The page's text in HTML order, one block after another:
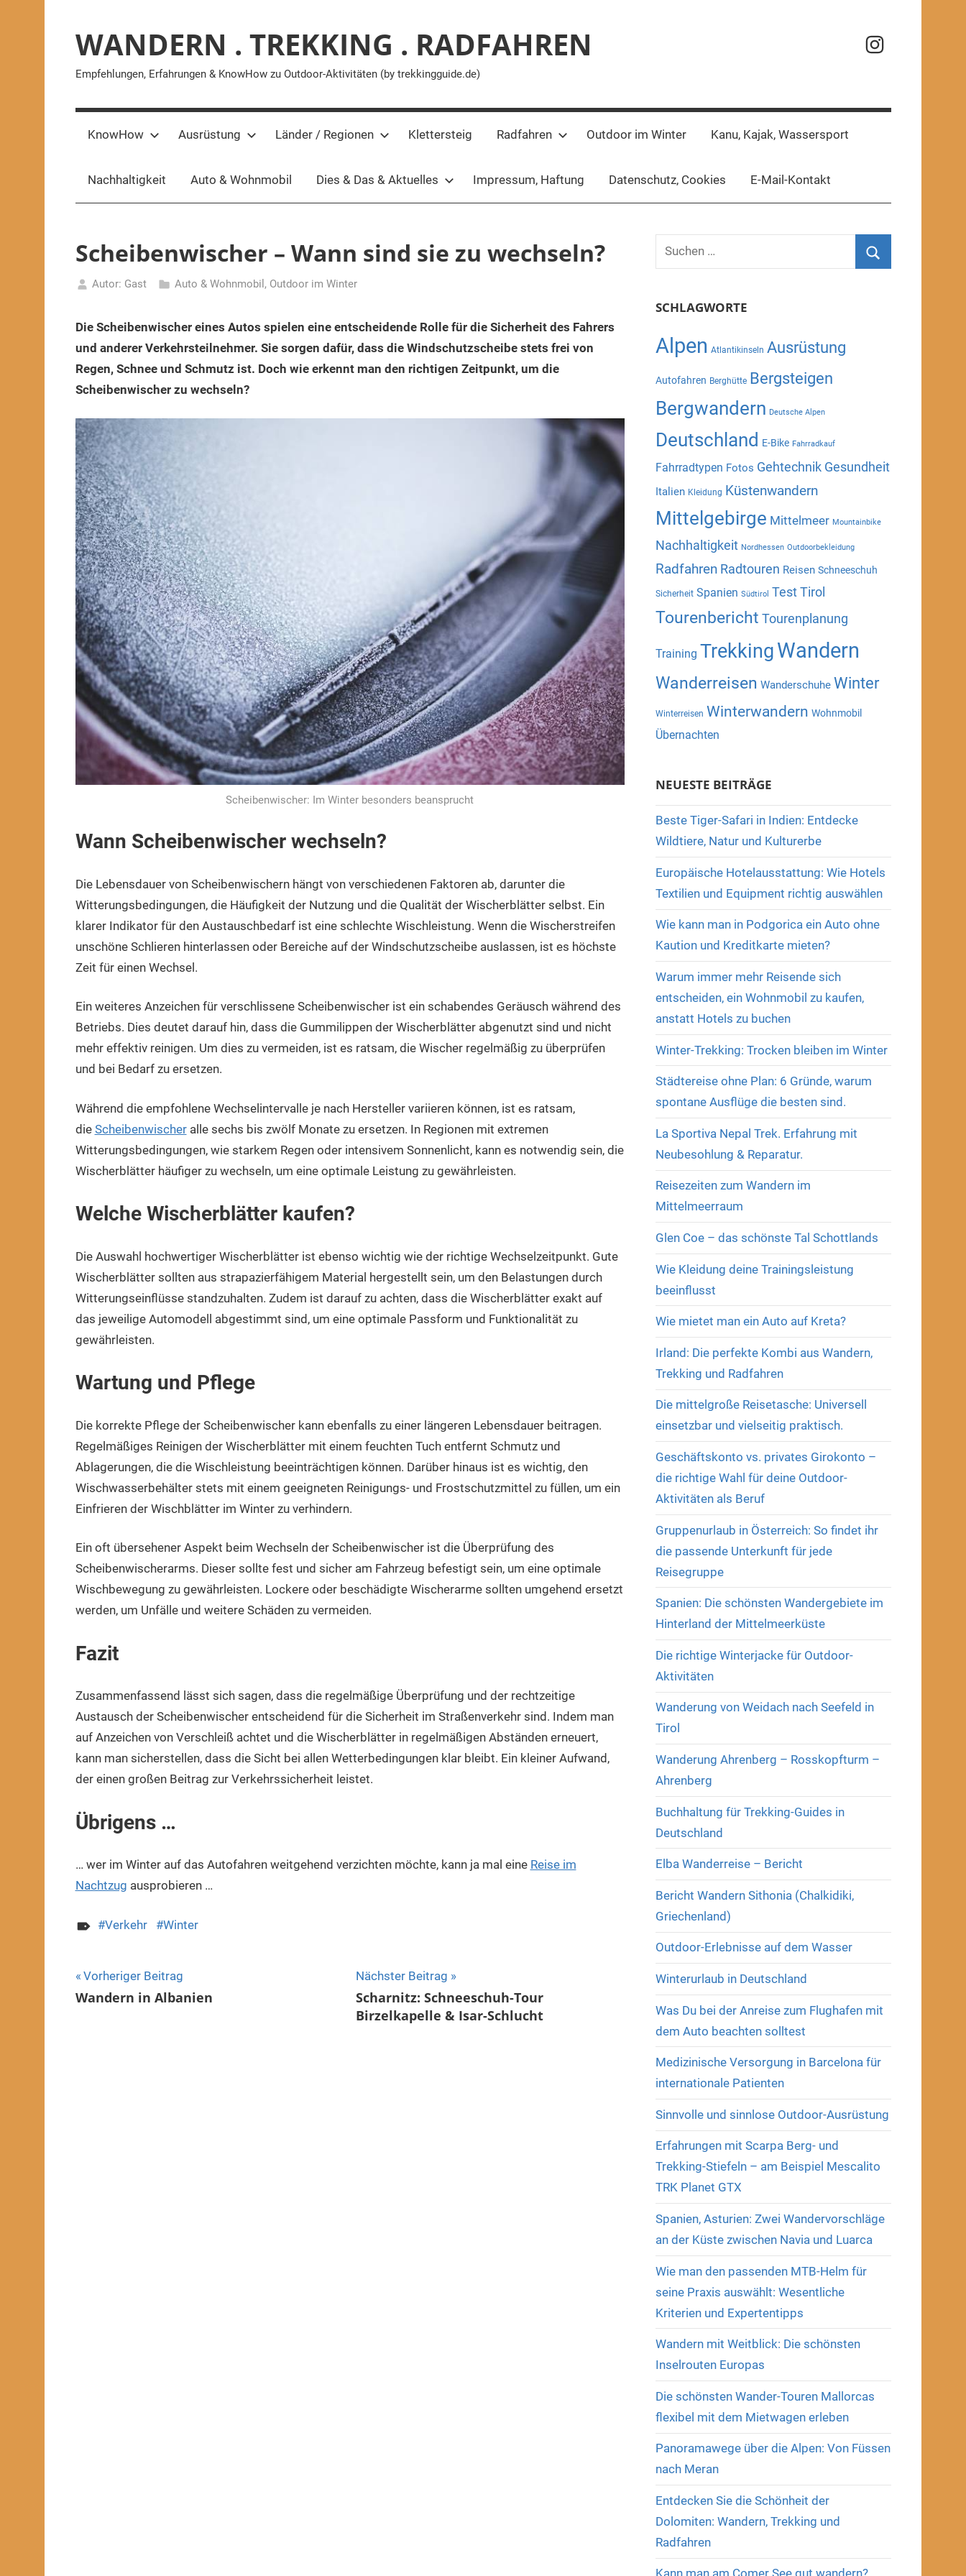
WANDERN . TREKKING . RADFAHREN
Empfehlungen, Erfahrungen & KnowHow zu Outdoor-Aktivitäten (by trekkingguide.de)
Reisefotos
KnowHow Ausrüstung Länder / Regionen Klettersteig Radfahren Outdoor im Winter Kanu, Kajak, Wassersport
Nachhaltigkeit Auto & Wohnmobil Dies & Das & Aktuelles Impressum, Haftung Datenschutz, Cookies E-Mail-Kontakt
Scheibenwischer – Wann sind sie zu wechseln?
Januar
2024
Autor: Gast Auto & Wohnmobil , Outdoor im Winter
Die Scheibenwischer eines Autos spielen eine entscheidende Rolle für die Sicherheit des Fahrers
und anderer Verkehrsteilnehmer. Sie sorgen dafür, dass die Windschutzscheibe stets frei von
Regen, Schnee und Schmutz ist. Doch wie erkennt man den richtigen Zeitpunkt, um die
Scheibenwischer zu wechseln?
Scheibenwischer: Im Winter besonders beansprucht
Wann Scheibenwischer wechseln?
Die Lebensdauer von Scheibenwischern hängt von verschiedenen Faktoren ab, darunter die
Witterungsbedingungen, die Häufigkeit der Nutzung und die Qualität der Wischerblätter selbst. Ein
klarer Indikator für den Austauschbedarf ist eine schlechte Wischleistung. Wenn die Wischerstreifen
unschöne Schlieren hinterlassen oder Bereiche auf der Windschutzscheibe auslassen, ist es höchste
Zeit für einen Wechsel.
Ein weiteres Anzeichen für verschlissene Scheibenwischer ist ein schabendes Geräusch während des
Betriebs. Dies deutet darauf hin, dass die Gummilippen der Wischerblätter abgenutzt sind und nicht
mehr effektiv reinigen. Um dies zu vermeiden, ist es ratsam, die Wischer regelmäßig zu überprüfen
und bei Bedarf zu ersetzen.
Während die empfohlene Wechselintervalle je nach Hersteller variieren können, ist es ratsam,
die Scheibenwischeralle sechs bis zwölf Monate zu ersetzen. In Regionen mit extremen
Witterungsbedingungen, wie starkem Regen oder intensivem Sonnenlicht, kann es notwendig sein, die
Wischerblätter häufiger zu wechseln, um eine optimale Leistung zu gewährleisten.
Welche Wischerblätter kaufen?
Die Auswahl hochwertiger Wischerblätter ist ebenso wichtig wie der richtige Wechselzeitpunkt. Gute
Wischerblätter sollten aus strapazierfähigem Material hergestellt sein, um den Belastungen durch
Witterungseinflüsse standzuhalten. Zudem ist darauf zu achten, dass die Wischerblätter exakt auf
das jeweilige Automodell abgestimmt sind, um eine optimale Passform und Funktionalität zu
gewährleisten.
Wartung und Pflege
Die korrekte Pflege der Scheibenwischer kann ebenfalls zu einer längeren Lebensdauer beitragen.
Regelmäßiges Reinigen der Wischerblätter mit einem feuchten Tuch entfernt Schmutz und
Ablagerungen, die die Wischleistung beeinträchtigen können. Darüber hinaus ist es wichtig, den
Wischwasserbehälter stets mit einem geeigneten Reinigungs- und Frostschutzmittel zu füllen, um ein
Einfrieren der Wischblätter im Winter zu verhindern.
Ein oft übersehener Aspekt beim Wechseln der Scheibenwischer ist die Überprüfung des
Scheibenwischerarms. Dieser sollte fest und sicher am Fahrzeug befestigt sein, um eine optimale
Wischbewegung zu gewährleisten. Lockere oder beschädigte Wischerarme sollten umgehend ersetzt
werden, um Unfälle und weitere Schäden zu vermeiden.
Fazit
Zusammenfassend lässt sich sagen, dass die regelmäßige Überprüfung und der rechtzeitige
Austausch der Scheibenwischer entscheidend für die Sicherheit im Straßenverkehr sind. Indem man
auf Anzeichen von Verschleiß achtet und die Wischerblätter in regelmäßigen Abständen erneuert,
kann man sicherstellen, dass die Sicht bei allen Wetterbedingungen klar bleibt. Ein kleiner Aufwand,
der einen großen Beitrag zur Verkehrssicherheit leistet.
Übrigens …
… wer im Winter auf das Autofahren weitgehend verzichten möchte, kann ja mal eine Reise im
Nachtzug ausprobieren …
Verkehr Winter
Beitragsnavigation
Vorheriger Beitrag
Wandern in Albanien
Nächster Beitrag
Scharnitz: Schneeschuh-Tour
Birzelkapelle & Isar-Schlucht
Suchen
SCHLAGWORTE
Alpen Atlantikinseln Ausrüstung
Autofahren Berghütte Bergsteigen
Bergwandern Deutsche Alpen
Deutschland E-Bike Fahrradkauf
Fahrradtypen Fotos Gehtechnik Gesundheit
Italien Kleidung Küstenwandern
Mittelgebirge Mittelmeer Mountainbike
Nachhaltigkeit Nordhessen Outdoorbekleidung
Radfahren Radtouren Reisen Schneeschuh
Sicherheit Spanien Südtirol TestTirol
Tourenbericht Tourenplanung
Training TrekkingWandern
Wanderreisen Wanderschuhe Winter
Winterreisen Winterwandern Wohnmobil
Übernachten
NEUESTE BEITRÄGE
Beste Tiger-Safari in Indien: Entdecke
Wildtiere, Natur und Kulturerbe
Europäische Hotelausstattung: Wie Hotels
Textilien und Equipment richtig auswählen
Wie kann man in Podgorica ein Auto ohne
Kaution und Kreditkarte mieten?
Warum immer mehr Reisende sich
entscheiden, ein Wohnmobil zu kaufen,
anstatt Hotels zu buchen
Winter-Trekking: Trocken bleiben im Winter
Städtereise ohne Plan: 6 Gründe, warum
spontane Ausflüge die besten sind.
La Sportiva Nepal Trek. Erfahrung mit
Neubesohlung & Reparatur.
Reisezeiten zum Wandern im
Mittelmeerraum
Glen Coe – das schönste Tal Schottlands
Wie Kleidung deine Trainingsleistung
beeinflusst
Wie mietet man ein Auto auf Kreta?
Irland: Die perfekte Kombi aus Wandern,
Trekking und Radfahren
Die mittelgroße Reisetasche: Universell
einsetzbar und vielseitig praktisch.
Geschäftskonto vs. privates Girokonto –
die richtige Wahl für deine Outdoor-
Aktivitäten als Beruf
Gruppenurlaub in Österreich: So findet ihr
die passende Unterkunft für jede
Reisegruppe
Spanien: Die schönsten Wandergebiete im
Hinterland der Mittelmeerküste
Die richtige Winterjacke für Outdoor-
Aktivitäten
Wanderung von Weidach nach Seefeld in
Tirol
Wanderung Ahrenberg – Rosskopfturm –
Ahrenberg
Buchhaltung für Trekking-Guides in
Deutschland
Elba Wanderreise – Bericht
Bericht Wandern Sithonia (Chalkidiki,
Griechenland)
Outdoor-Erlebnisse auf dem Wasser
Winterurlaub in Deutschland
Was Du bei der Anreise zum Flughafen mit
dem Auto beachten solltest
Medizinische Versorgung in Barcelona für
internationale Patienten
Sinnvolle und sinnlose Outdoor-Ausrüstung
Erfahrungen mit Scarpa Berg- und
Trekking-Stiefeln – am Beispiel Mescalito
TRK Planet GTX
Spanien, Asturien: Zwei Wandervorschläge
an der Küste zwischen Navia und Luarca
Wie man den passenden MTB-Helm für
seine Praxis auswählt: Wesentliche
Kriterien und Expertentipps
Wandern mit Weitblick: Die schönsten
Inselrouten Europas
Die schönsten Wander-Touren Mallorcas
flexibel mit dem Mietwagen erleben
Panoramawege über die Alpen: Von Füssen
nach Meran
Entdecken Sie die Schönheit der
Dolomiten: Wandern, Trekking und
Radfahren